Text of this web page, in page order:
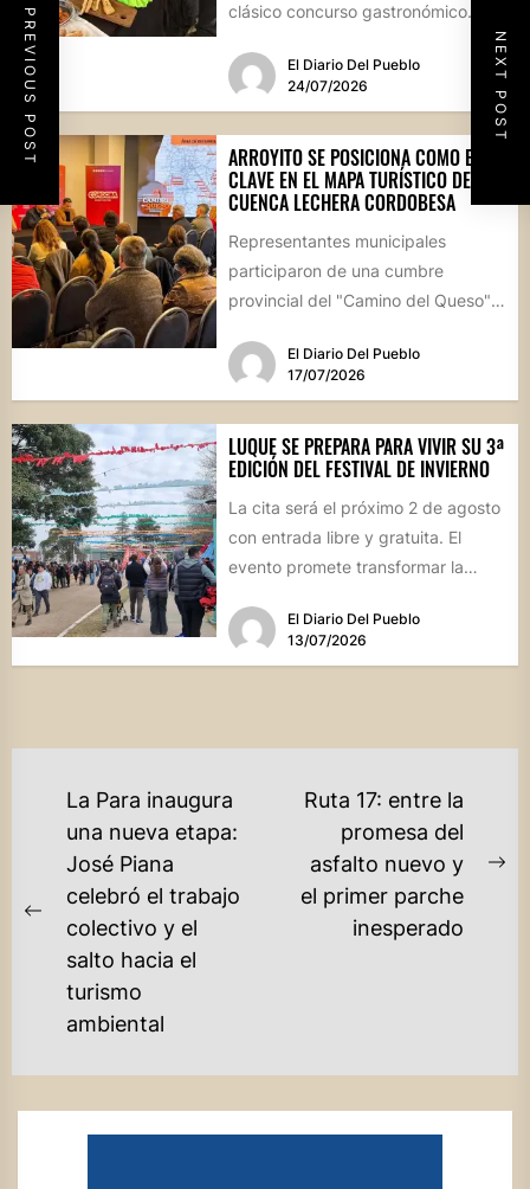
PREVIOUS POST NEXT POST
clásico concurso gastronómico
celebrará...El Diario Del Pueblo
24/07/2026
ARROYITO SE POSICIONA COMO EJE
CLAVE EN EL MAPA TURÍSTICO DE LA
CUENCA LECHERA CORDOBESA
Representantes municipales
participaron de una cumbre
provincial del "Camino del Queso",
identidad productiva y...
El Diario Del Pueblo
17/07/2026
LUQUE SE PREPARA PARA VIVIR SU 3ª
EDICIÓN DEL FESTIVAL DE INVIERNO
La cita será el próximo 2 de agosto
con entrada libre y gratuita. El
evento promete transformar la
El Diario Del Pueblo
13/07/2026
NAVEGACIÓN
ENTRADAS
Previous
post:
La Para inaugura
una nueva etapa:
José Piana
celebró el trabajo
colectivo y el
salto hacia el
turismo
ambiental
Ruta 17: entre la
promesa del
asfalto nuevo y
el primer parche
inesperado